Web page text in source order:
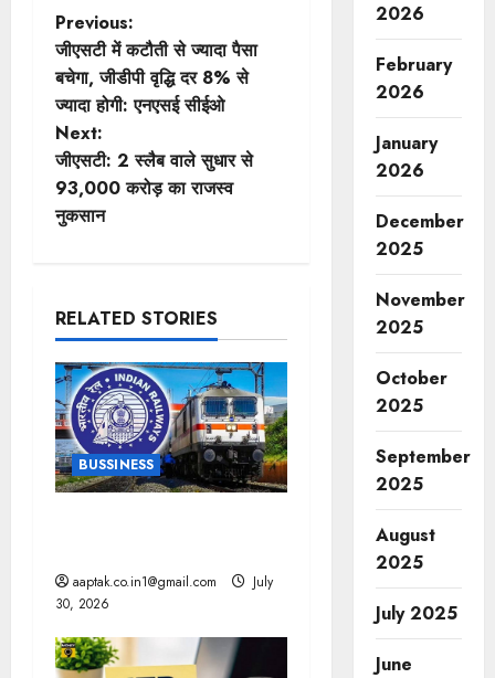
P
o
s
t
n
v
i
g
a
t
o
n
Previous:
जीएसटी में कटौती से ज्यादा पैसा
बचेगा, जीडीपी वृद्धि दर 8% से
ज्यादा होगी: एनएसई सीईओ
Next:
जीएसटी: 2 स्लैब वाले सुधार से
93,000 करोड़ का राजस्व
नुकसान
RELATED STORIES
BUSSINESS
aaptak.co.in1@gmail.com
July
30, 2026
2026
February
2026
January
2026
December
2025
November
2025
October
2025
September
2025
August
2025
July 2025
June